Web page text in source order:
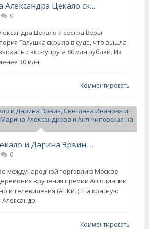
Бывшая жена Александра Цекало скрыла в суде новый брак, чтобы взыскать с него 80 млн рублей
0
Цекало и сестра Веры
Галушка скрыла в суде, что вышла
с экс-супруга 80 млн рублей. Из
30 млн
Комментировать
Александр Цекало и Дарина Эрвин, Светлана Иванова и Джаник Файзиев, Марина Александрова и Аня Чиповская на премии АПКиТ
0
международной торговли в Москве
вручения премии Ассоциации
и телевидения (АПКиТ). На красную
Комментировать